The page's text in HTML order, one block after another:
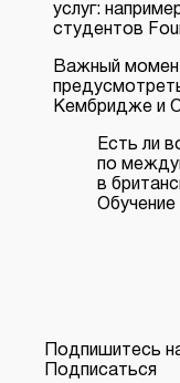
услуг:
студентов
Важный
Кембридже и
Есть ли
по
в
Обучение
Подпишитесь
Подписаться